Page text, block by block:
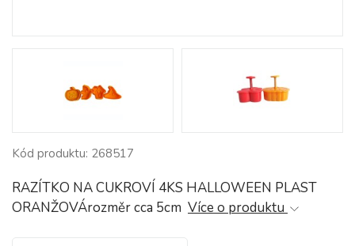
Kód produktu: 268517
RAZÍTKO NA CUKROVÍ 4KS HALLOWEEN PLAST
ORANŽOVÁrozměr cca 5cm Více o produktu